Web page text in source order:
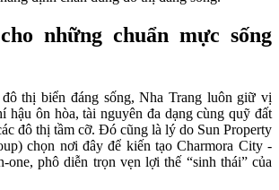
những chuẩn mực sống
thị biển đáng sống, Nha Trang luôn giữ vị
hậu ôn hòa, tài nguyên đa dạng cùng quỹ đất
đô thị tầm cỡ. Đó cũng là lý do Sun Property
chọn nơi đây để kiến tạo Charmora City -
one, phô diễn trọn vẹn lợi thế “sinh thái” của